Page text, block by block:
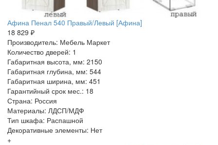
Афина Пенал 540 Правый/Левый [Афина]
18 829 ₽
Производитель: Мебель Маркет
Количество дверей: 1
Габаритная высота, мм: 2150
Габаритная глубина, мм: 544
Габаритная ширина, мм: 451
Гарантийный срок мес.: 18
Страна: Россия
Материалы: ЛДСП/МДФ
Тип шкафа: Распашной
Декоративные элементы: Нет
+